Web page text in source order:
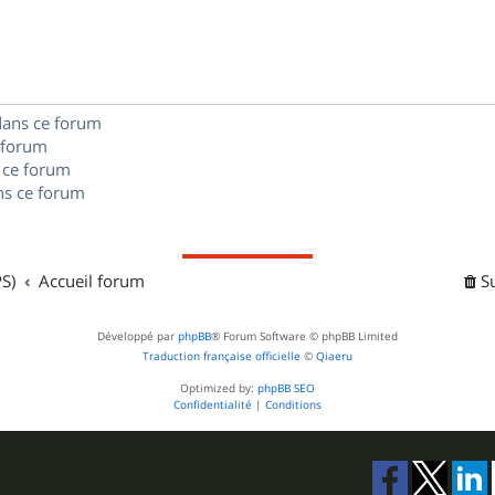
e
ce forum
forum
ce forum
Accueil forum
Développé par phpBB® Forum Software © phpBB Limited
Traduction française officielle © Qiaeru
Optimized by: phpBB SEO
Confidentialité | Conditions